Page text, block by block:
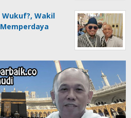
Wukuf?, Wakil